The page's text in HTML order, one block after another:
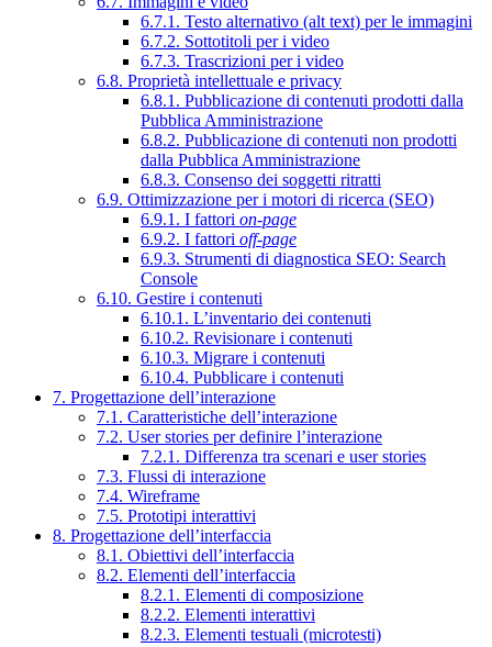
6.7.1. Testo alternativo (alt text) per le immagini
6.7.2. Sottotitoli per i video
6.7.3. Trascrizioni per i video
6.8. Proprietà intellettuale e privacy
6.8.1. Pubblicazione di contenuti prodotti dalla
Pubblica Amministrazione
6.8.2. Pubblicazione di contenuti non prodotti
dalla Pubblica Amministrazione
6.8.3. Consenso dei soggetti ritratti
6.9. Ottimizzazione per i motori di ricerca (SEO)
6.9.1. I fattori on-page
6.9.2. I fattori off-page
6.9.3. Strumenti di diagnostica SEO: Search
Console
6.10. Gestire i contenuti
6.10.1. L’inventario dei contenuti
6.10.2. Revisionare i contenuti
6.10.3. Migrare i contenuti
6.10.4. Pubblicare i contenuti
7. Progettazione dell’interazione
7.1. Caratteristiche dell’interazione
7.2. User stories per definire l’interazione
7.2.1. Differenza tra scenari e user stories
7.3. Flussi di interazione
7.4. Wireframe
7.5. Prototipi interattivi
8. Progettazione dell’interfaccia
8.1. Obiettivi dell’interfaccia
8.2. Elementi dell’interfaccia
8.2.1. Elementi di composizione
8.2.2. Elementi interattivi
8.2.3. Elementi testuali (microtesti)